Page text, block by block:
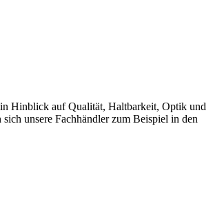
Hinblick auf Qualität, Haltbarkeit, Optik und
unsere Fachhändler zum Beispiel in den